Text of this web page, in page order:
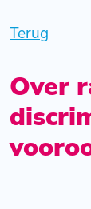
Terug
Over